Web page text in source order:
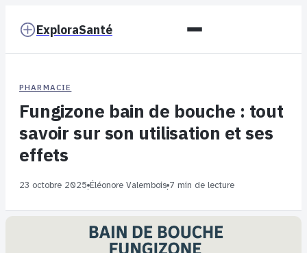
ExploraSanté
PHARMACIE
Fungizone bain de bouche : tout
savoir sur son utilisation et ses
effets
23 octobre 2025·Éléonore Valembois·7 min de lecture